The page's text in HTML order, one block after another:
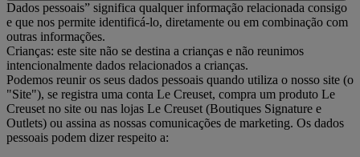
Dados pessoais” significa qualquer informação relacionada consigo
e que nos permite identificá-lo, diretamente ou em combinação com
outras informações.
Crianças: este site não se destina a crianças e não reunimos
intencionalmente dados relacionados a crianças.
Podemos reunir os seus dados pessoais quando utiliza o nosso site (o
"Site"), se registra uma conta Le Creuset, compra um produto Le
Creuset no site ou nas lojas Le Creuset (Boutiques Signature e
Outlets) ou assina as nossas comunicações de marketing. Os dados
pessoais podem dizer respeito a: